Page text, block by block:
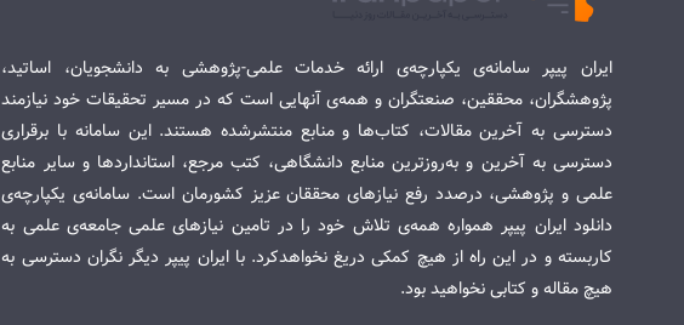
ایران پیپر سامانه‌ی یکپارچه‌ی ارائه خدمات علمی-پژوهشی به دانشجویان، اساتید،
پژوهشگران، محققین، صنعتگران و همه‌ی آنهایی است که در مسیر تحقیقات خود نیازمند
دسترسی به آخرین مقالات، کتاب‌ها و منابع منتشرشده هستند. این سامانه با برقراری
دسترسی به آخرین و به‌روزترین منابع دانشگاهی، کتب مرجع، استانداردها و سایر منابع
علمی و پژوهشی، درصدد رفع نیازهای محققان عزیز کشورمان است. سامانه‌ی یکپارچه‌ی
دانلود ایران پیپر همواره همه‌ی تلاش خود را در تامین نیازهای علمی جامعه‌ی علمی به
کاربسته و در این راه از هیچ کمکی دریغ نخواهدکرد. با ایران پیپر دیگر نگران دسترسی به
هیچ مقاله و کتابی نخواهید بود.